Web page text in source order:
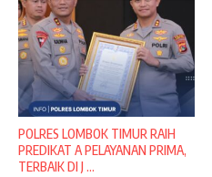
POLRES LOMBOK TIMUR RAIH
PREDIKAT A PELAYANAN PRIMA,
TERBAIK DI J ...